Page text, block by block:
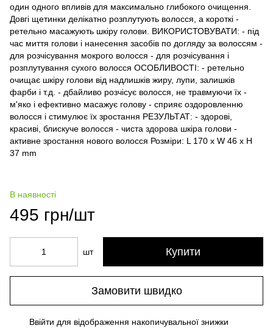
один одного впливів для максимально глибокого очищення.
Довгі щетинки делікатно розплутують волосся, а короткі -
ретельно масажують шкіру голови. ВИКОРИСТОВУВАТИ: - під
час миття голови і нанесення засобів по догляду за волоссям -
для розчісування мокрого волосся - для розчісування і
розплутування сухого волосся ОСОБЛИВОСТІ: - ретельно
очищає шкіру голови від надлишків жиру, лупи, залишків
фарби і т.д. - дбайливо розчісує волосся, не травмуючи їх -
м'яко і ефективно масажує голову - сприяє оздоровленню
волосся і стимулює їх зростання РЕЗУЛЬТАТ: - здорові,
красиві, блискуче волосся - чиста здорова шкіра голови -
активне зростання нового волосся Розміри: L 170 x W 46 x H
37 mm
В наявності
495 грн/шт
шт Купити
Замовити швидко
Ввійти для відображення накопичувальної знижки